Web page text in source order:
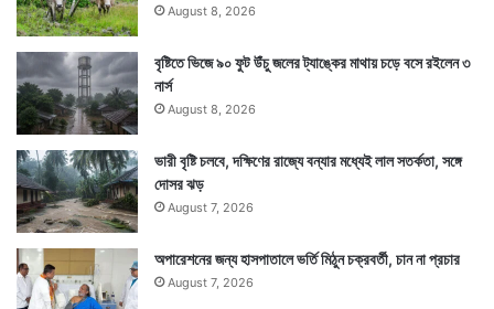
August 8, 2026
বৃষ্টিতে ভিজে ৯০ ফুট উঁচু জলের ট্যাঙ্কের মাথায় চড়ে বসে রইলেন ৩
নার্স
August 8, 2026
ভারী বৃষ্টি চলবে, দক্ষিণের রাজ্যে বন্যার মধ্যেই লাল সতর্কতা, সঙ্গে
দোসর ঝড়
August 7, 2026
অপারেশনের জন্য হাসপাতালে ভর্তি মিঠুন চক্রবর্তী, চান না প্রচার
August 7, 2026